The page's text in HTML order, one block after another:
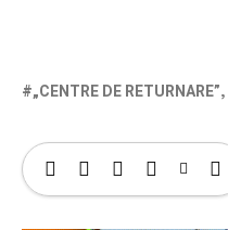
„CENTRE DE RETURNARE”